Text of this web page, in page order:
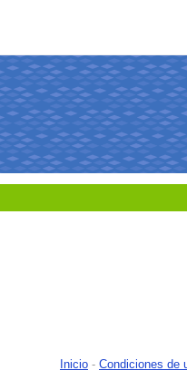
Inicio - Condiciones de